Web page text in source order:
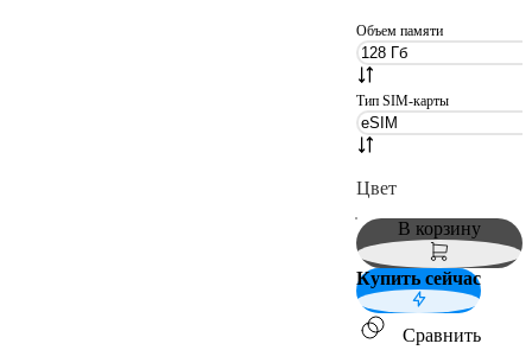
Объем памяти
Тип SIM-карты
Цвет
В корзину
Купить сейчас
Сравнить